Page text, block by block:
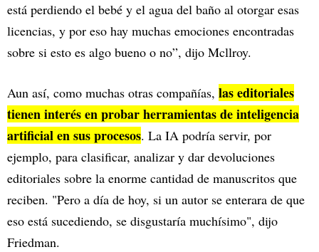
está perdiendo el bebé y el agua del baño al otorgar esas
licencias, y por eso hay muchas emociones encontradas
sobre si esto es algo bueno o no”, dijo Mcllroy.
Aun así, como muchas otras compañías, las editoriales
tienen interés en probar herramientas de inteligencia
artificial en sus procesos. La IA podría servir, por
ejemplo, para clasificar, analizar y dar devoluciones
editoriales sobre la enorme cantidad de manuscritos que
reciben. "Pero a día de hoy, si un autor se enterara de que
eso está sucediendo, se disgustaría muchísimo", dijo
Friedman.